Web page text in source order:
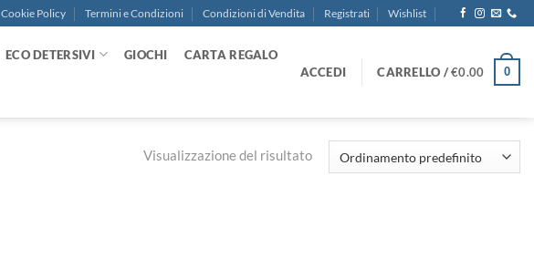
Cookie Policy Termini e Condizioni Condizioni di Vendita Registrati Wishlist
ECO DETERSIVI GIOCHI CARTA REGALO
ACCEDI CARRELLO /€0.00 0
Visualizzazione del risultato